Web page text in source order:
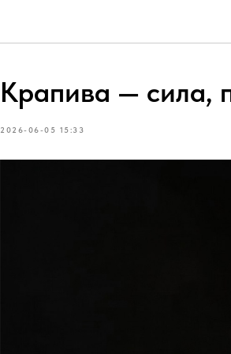
Крапива — сила,
2026-06-05 15:33